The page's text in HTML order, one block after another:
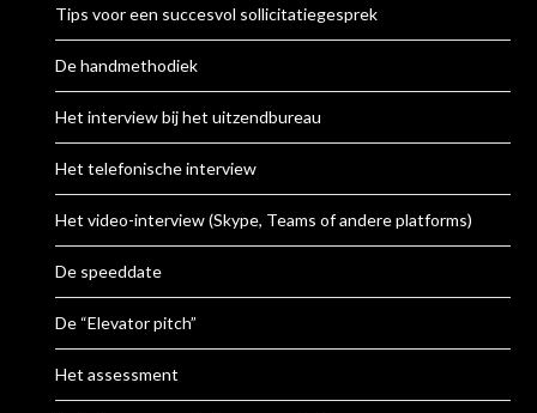
Tips voor een succesvol sollicitatiegesprek
De handmethodiek
Het interview bij het uitzendbureau
Het telefonische interview
Het video-interview (Skype, Teams of andere platforms)
De speeddate
De “Elevator pitch”
Het assessment